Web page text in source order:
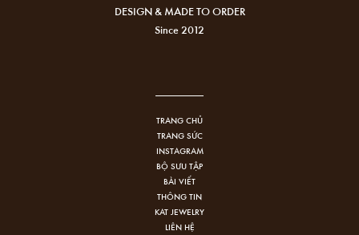
DESIGN & MADE TO ORDER
Since 2012
TRANG CHỦ
TRANG SỨC
INSTAGRAM
BỘ SƯU TẬP
BÀI VIẾT
THÔNG TIN
KAT JEWELRY
LIÊN HỆ